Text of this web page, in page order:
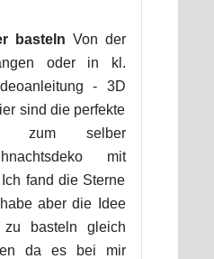
basteln Von der
oder in kl.
- 3D
sind die perfekte
zum selber
mit
fand die Sterne
aber die Idee
basteln gleich
da es bei mir